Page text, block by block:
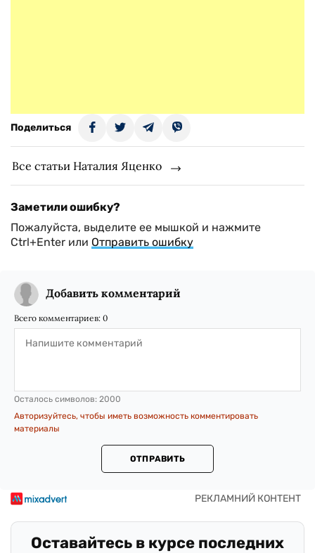
Поделиться
Все статьи Наталия Яценко
Заметили ошибку?
Пожалуйста, выделите ее мышкой и нажмите
Ctrl+Enter или Отправить ошибку
Добавить комментарий
Всего комментариев: 0
Осталось символов: 2000
Авторизуйтесь, чтобы иметь возможность комментировать
материалы
ОТПРАВИТЬ
Оставайтесь в курсе последних